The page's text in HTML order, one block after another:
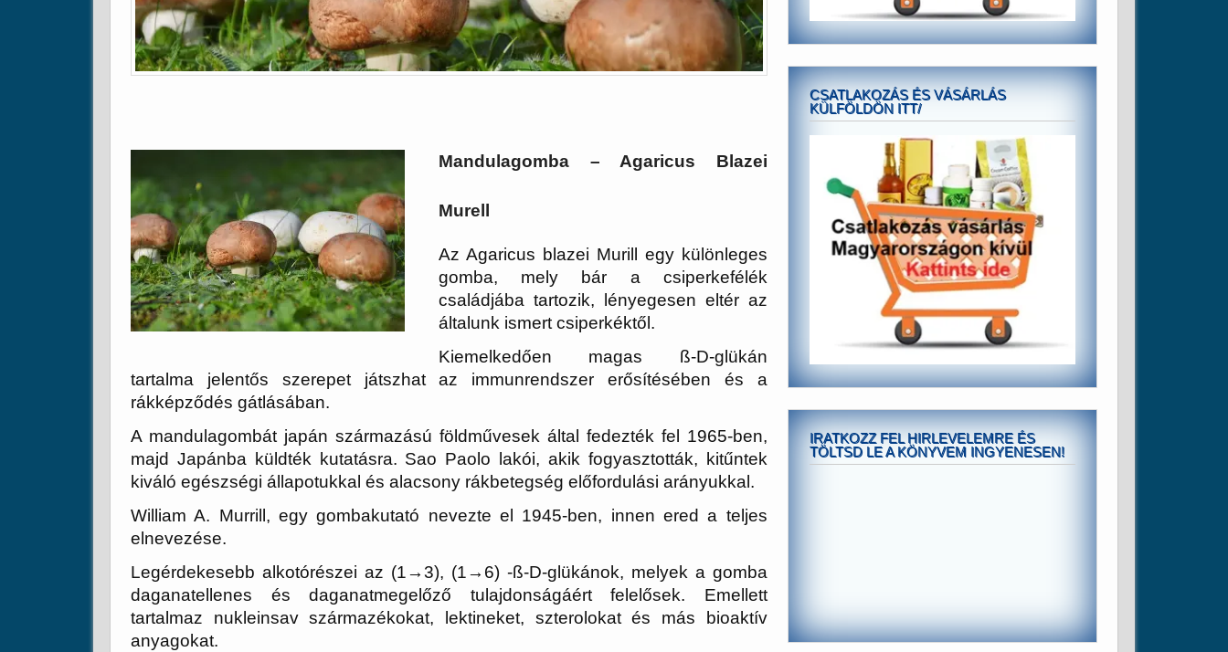
Mandulagomba – Agaricus Blazei
Murell
Az Agaricus blazei Murill egy különleges
gomba, mely bár a csiperkefélék
családjába tartozik, lényegesen eltér az
általunk ismert csiperkéktől.
Kiemelkedően magas ß-D-glükán
tartalma jelentős szerepet játszhat az immunrendszer erősítésében és a
rákképződés gátlásában.
A mandulagombát japán származású földművesek által fedezték fel 1965-ben,
majd Japánba küldték kutatásra. Sao Paolo lakói, akik fogyasztották, kitűntek
kiváló egészségi állapotukkal és alacsony rákbetegség előfordulási arányukkal.
William A. Murrill, egy gombakutató nevezte el 1945-ben, innen ered a teljes
elnevezése.
Legérdekesebb alkotórészei az (1→3), (1→6) -ß-D-glükánok, melyek a gomba
daganatellenes és daganatmegelőző tulajdonságáért felelősek. Emellett
tartalmaz nukleinsav származékokat, lektineket, szterolokat és más bioaktív
anyagokat.
CSATLAKOZÁS ÉS VÁSÁRLÁS
KÜLFÖLDÖN ITT/
IRATKOZZ FEL HIRLEVELEMRE ÉS
TÖLTSD LE A KÖNYVEM INGYENESEN!